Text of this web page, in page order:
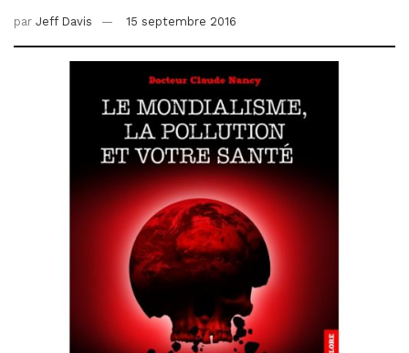
par Jeff Davis 15 septembre 2016